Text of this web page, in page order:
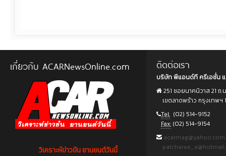
เกี่ยวกับ ACARNewsOnline.com
วิเคราะห์ข่าวข้น ยานยนต์วันนี้
ติดต่อเรา
บริษัท พีแอนด์ที ครีเอชั่น
251 ซอยนาคนิวาส 21 ถ
เขตลาดพร้าว กรุงเทพฯ
Tel: (02) 514-9152
Fax: (02) 514-9154
acarmag@yahoo.com